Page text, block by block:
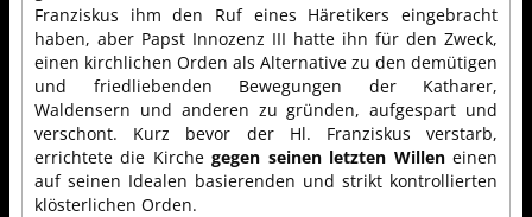
Franziskus ihm den Ruf eines Häretikers eingebracht
haben, aber Papst Innozenz III hatte ihn für den Zweck,
einen kirchlichen Orden als Alternative zu den demütigen
und friedliebenden Bewegungen der Katharer,
Waldensern und anderen zu gründen, aufgespart und
verschont. Kurz bevor der Hl. Franziskus verstarb,
errichtete die Kirchegegen seinen letzten Willeneinen
auf seinen Idealen basierenden und strikt kontrollierten
klösterlichen Orden.